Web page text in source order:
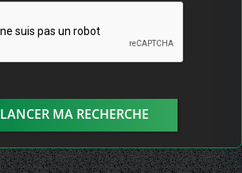
LANCER MA RECHERCHE